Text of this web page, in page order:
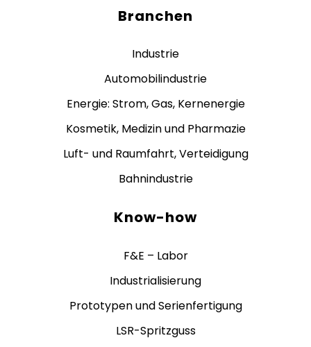
Branchen
Industrie
Automobilindustrie
Energie: Strom, Gas, Kernenergie
Kosmetik, Medizin und Pharmazie
Luft- und Raumfahrt, Verteidigung
Bahnindustrie
Know-how
F&E – Labor
Industrialisierung
Prototypen und Serienfertigung
LSR-Spritzguss